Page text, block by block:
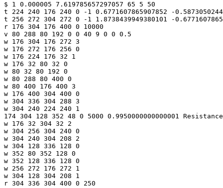
$ 1 0.000005 7.619785657297057 65 5 50
t 224 240 176 240 0 -1 0.6771607865907852 -
t 256 272 304 272 0 -1 1.8738439949380101 -
r 176 304 176 400 0 10000
v 80 288 80 192 0 0 40 9 0 0 0.5
w 176 304 176 272 3
w 176 272 176 256 0
w 176 224 176 32 1
w 176 32 80 32 0
w 80 32 80 192 0
w 80 288 80 400 0
w 80 400 176 400 3
w 176 400 304 400 0
w 304 336 304 288 3
w 304 240 224 240 1
174 304 128 352 48 0 5000 0.9950000000000001 Resistance
w 176 32 304 32 2
w 304 256 304 240 0
w 304 240 304 208 2
w 304 128 336 128 0
w 352 80 352 128 0
w 352 128 336 128 0
w 256 272 176 272 1
w 304 128 304 208 1
r 304 336 304 400 0 250